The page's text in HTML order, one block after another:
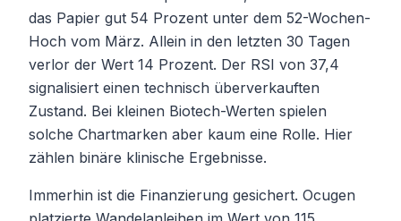
das Papier gut 54 Prozent unter dem 52-Wochen-
Hoch vom März. Allein in den letzten 30 Tagen
verlor der Wert 14 Prozent. Der RSI von 37,4
signalisiert einen technisch überverkauften
Zustand. Bei kleinen Biotech-Werten spielen
solche Chartmarken aber kaum eine Rolle. Hier
zählen binäre klinische Ergebnisse.
Immerhin ist die Finanzierung gesichert. Ocugen